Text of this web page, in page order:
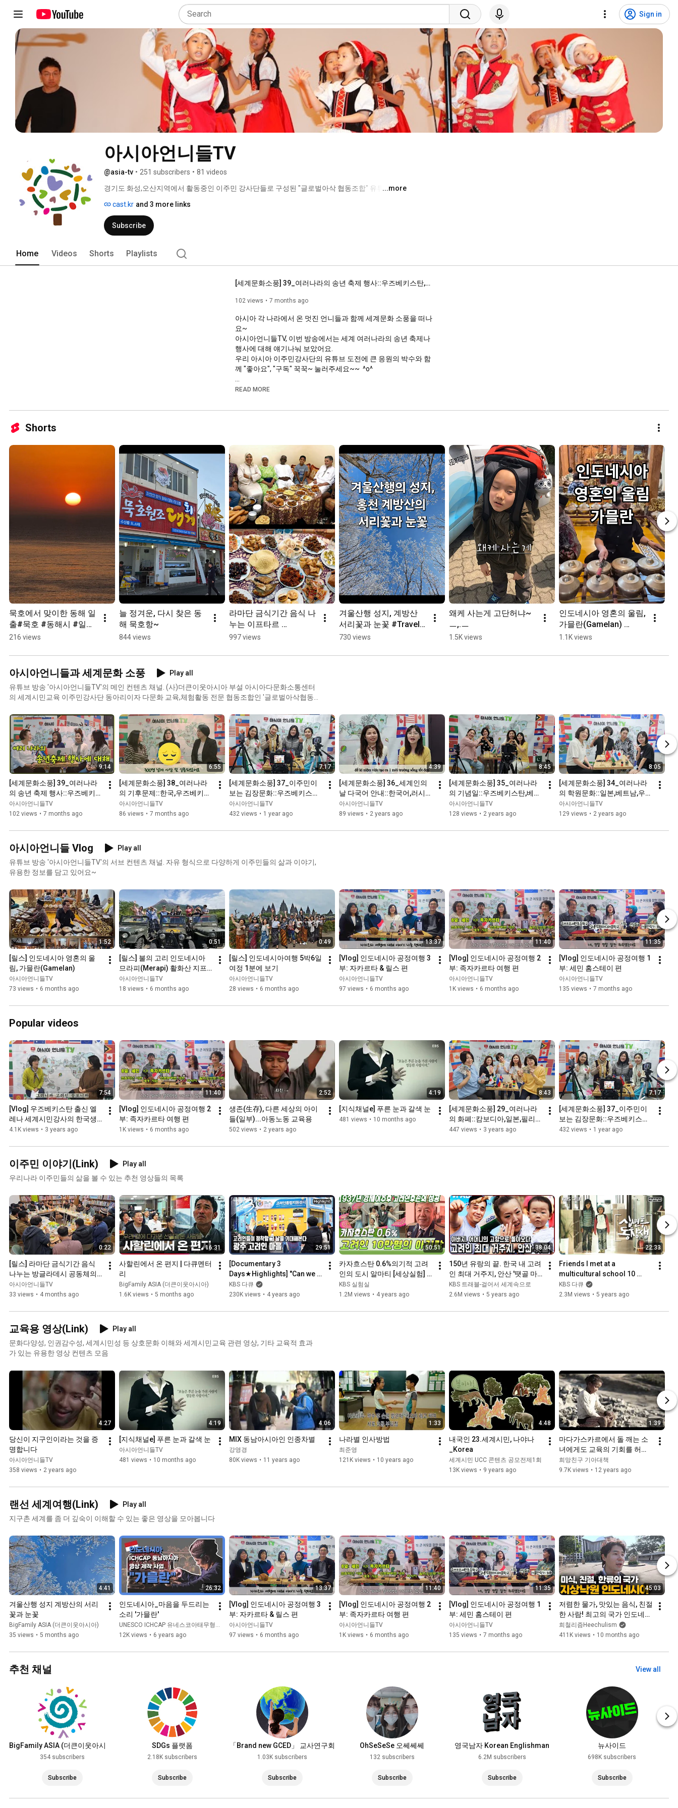
Sign in
아시아언니들TV
@asia-tv • 251 subscribers • 81 videos
경기도 화성,오산지역에서 활동중인 이주민 강사단들로 구성된 "글로벌아삭 협동조합" 유튜브 채널
...more
cast.kr and 3 more links
Subscribe
Home Videos Shorts Playlists
[세계문화소풍] 39_여러나라의 송년 축제 행사::우즈베키스탄,캄보디아,베트남
102 views 7 months ago
아시아 각 나라에서 온 멋진 언니들과 함께 세계문화 소풍을 떠나
요~
아시아언니들TV, 이번 방송에서는 세계 여러나라의 송년 축제나
행사에 대해 얘기나눠 보았어요.
우리 아시아 이주민강사단의 유튜브 도전에 큰 응원의 박수와 함
께 "좋아요", "구독" 꾹꾹~ 눌러주세요~~  ^o^
***********************
아시아 언니들과 세계문화 소풍
'아시아언니들TV'는 경기도 화성,오산지역에서 활동중인 이주민
강사단 유튜브 채널입니다.
아시아 각 나라 문화와 역사, 음식, 놀이 등 다양한 문화 컨텐츠를
만들어 나갑니다. 다문화 교육 문의는 (사)더큰이웃아시아 T.031-
267-1526 으로 연락해주세요~
#세계마을체험관#세계문화소통 #송년#축제#문화다양성
#다문화교육#세계시민교육#우즈베키스탄#캄보디아#베트남
#아시아#다문화#이주민
[학교나 비영리단체의 교육 활용 원칙]
'아시아언니들TV'의 컨텐츠들은 학교나 비영리단체에서 공익적
목적으로 수행하는 교육에서 활용하는 것을 허용합니다.
다만, 아래 폼에 맞춰서 사용 주체와 용도 등 컨텐츠 활용에 관한 정
보를 제공해주시면 됩니다.
https://forms.office.com/r/k2MFFGSeRs
3회) 다양한 교통문화 - 일본,우즈베키스탄,캄보디아
4회) 다양한 옛이야기(1)  - 인도네시아,우즈베키스탄,베트남
6회) 다양한 반찬문화 - 베트남,우즈베키스탄,인도네시아,일본
7회) 다양한 실내놀이 - 일본,러시아,우즈베키스탄,베트남
8회) 여러나라의 전통의상 - 일본,우즈베키스탄,인도네시아,베트
남
9회) 여러나라 직업이야기 - 일본,우즈베키스탄,베트남,러시아
10회) 여러나라 수도와 랜드마크 - 캄보디아,일본,필리핀,베트남
11회) 여러나라 결혼식문화 - 인도네시아,우즈베키스탄,베트남,일
본
12회) 여러나라 입학식ㆍ졸업식문화 - 러시아,일본,베트남,필리핀,
캄보디아
14회) 여러나라 세계자연유산 - 인도네시아,베트남,일본,캄보디아
16회) 여러나라의 전통가옥 - 캄보디아,인도네시아,베트남,러시아
19회) 여러나라의 위인(2) - 러시아,일본,베트남
20회) 여러나라의 국기 - 우즈베키스탄,일본,베트남
21회) 여러나라의 예술인 - 우즈베키스탄,베트남,일본
22회) 여러나라의 추석명절 - 베트남,필리핀,러시아
23회) 여러나라의 명절음식 - 일본,우즈베키스탄,베트남
24회) 여러나라의 크리스마스 - 필리핀,일본,우즈베키스탄,베트남
25회) 여러나라의 12띠 이야기 - 캄보디아,베트남,필리핀
26회) 여러나라의 축제 문화 - 일본,베트남,우즈베키스탄
27회) 여러나라의 날씨, 계절 - 일본,캄보디아,베트남
28회) 겨울철 대표 스포츠 스케이트 선수 이야기 - 한국,러시아,일
29회) 여러나라의 화폐 - 캄보디아,일본,필리핀,우즈베키스탄
일본
32회) 여러나라의 차 문화 - 중국,우즈베키스탄,베트남
33회) 다른 나라, 같은 말 - 베트남,일본,중국
34회) 여러나라의 학원문화 - 일본,베트남,우즈베키스탄
35회) 여러나라의 기념일 - 우즈베키스탄,베트남,캄보디아
36회) 세계인의날 다국어 안내 - 한국어,러시아어,크메르어,베트남
어
37회) 이주민의 눈으로 본 김장문화::우즈베키스탄,베트남,캄보디
아
38회) 여러나라의 기후문제 - 한국,우즈베키스탄,베트남
39회) 여러나라의 송년 축제 행사 - 우즈베키스탄,캄보디아,베트남
READ MORE
Shorts
묵호에서 맞이한 동해 일
출#묵호 #동해시 #일출
#sunriseview
216 views
늘 정겨운, 다시 찾은 동
해 묵호항~
844 views
라마단 금식기간 음식 나
누는 이프타르
#ramadan #iftar
997 views
겨울산행 성지, 계방산
서리꽃과 눈꽃 #Travel
#등산 #상고대❄️
730 views
왜케 사는게 고단허냐~
ㅡ,.ㅡ
1.5K views
인도네시아 영혼의 울림,
가믈란(Gamelan)
#travel #Indonesia #족
1.1K views
아시아언니들과 세계문화 소풍
Play all
유튜브 방송 '아시아언니들TV'의 메인 컨텐츠 채널. (사)더큰이웃아시아 부설 아시아다문화소통센터
의 세계시민교육 이주민강사단 동아리이자 다문화 교육,체험활동 전문 협동조합인 '글로벌아삭협동
갑니다. 다문화 교육 문의는 (사)더큰이웃아시아 T.031-267-1526 으로 연락해주세요~ 한국에 정착해
서 주민으로 살아가고 계신 우리 아시아 이주민 선생님들의 이야기를 통해 선주민과 이주민이 서로를
잘 이해하면서 더불어 살아가는 문화를 함께 만들어 나갔으면 해요.
9:14
[세계문화소풍] 39_여러나라
의 송년 축제 행사::우즈베키스
탄,캄보디아,베트남
아시아언니들TV
102 views • 7 months ago
6:55
[세계문화소풍] 38_여러나라
의 기후문제::한국,우즈베키스
탄,베트남
아시아언니들TV
86 views • 7 months ago
7:17
[세계문화소풍] 37_이주민이
보는 김장문화::우즈베키스탄,
베트남,캄보디아(with Vrew)
아시아언니들TV
432 views • 1 year ago
4:39
[세계문화소풍] 36_세계인의
날 다국어 안내::한국어,러시아
어,크메르어,베트남어(with
Vrew)
아시아언니들TV
89 views • 2 years ago
8:45
[세계문화소풍] 35_여러나라
의 기념일::우즈베키스탄,베트
남,캄보디아(with Vrew)
아시아언니들TV
128 views • 2 years ago
8:05
[세계문화소풍] 34_여러나라
의 학원문화::일본,베트남,우즈
베키스탄(with Vrew)
아시아언니들TV
129 views • 2 years ago
아시아언니들 Vlog
Play all
유튜브 방송 '아시아언니들TV'의 서브 컨텐츠 채널. 자유 형식으로 다양하게 이주민들의 삶과 이야기,
유용한 정보를 담고 있어요~
1:52
[릴스] 인도네시아 영혼의 울
림, 가믈란(Gamelan)
아시아언니들TV
73 views • 6 months ago
0:51
[릴스] 불의 고리 인도네시아
므라피(Merapi) 활화산 지프
트래킹
아시아언니들TV
18 views • 6 months ago
0:49
[릴스] 인도네시아여행 5박6일
여정 1분에 보기
아시아언니들TV
28 views • 6 months ago
13:37
[Vlog] 인도네시아 공정여행 3
부: 자카르타 & 릴스 편
아시아언니들TV
97 views • 6 months ago
11:40
[Vlog] 인도네시아 공정여행 2
부: 족자카르타 여행 편
아시아언니들TV
1K views • 6 months ago
11:35
[Vlog] 인도네시아 공정여행 1
부: 세민 홈스테이 편
아시아언니들TV
135 views • 7 months ago
Popular videos
7:54
[Vlog] 우즈베키스탄 출신 엘
레나 세계시민강사의 한국생
활 적응기
4.1K views • 3 years ago
11:40
[Vlog] 인도네시아 공정여행 2
부: 족자카르타 여행 편
1K views • 6 months ago
2:52
생존(生存), 다른 세상의 아이
들(일부)...아동노동 교육용
502 views • 2 years ago
4:19
[지식채널e] 푸른 눈과 갈색 눈
481 views • 10 months ago
8:43
[세계문화소풍] 29_여러나라
의 화폐::캄보디아,일본,필리
핀,우즈베키스탄
447 views • 3 years ago
7:17
[세계문화소풍] 37_이주민이
보는 김장문화::우즈베키스탄,
베트남,캄보디아(with Vrew)
432 views • 1 year ago
이주민 이야기(Link)
Play all
우리나라 이주민들의 삶을 볼 수 있는 추천 영상들의 목록
0:22
[릴스] 라마단 금식기간 음식
나누는 방글라데시 공동체의
이프타르
아시아언니들TV
33 views • 4 months ago
16:31
사할린에서 온 편지 | 다큐멘터
리
BigFamily ASIA (더큰이웃아시아)
1.6K views • 5 months ago
29:51
[Documentary 3
Days★Highlights] "Can we
live well in a foreign land?" |
"The Hometown We
KBS 다큐
230K views • 4 years ago
50:51
카자흐스탄 0.6%의기적 고려
인의 도시 알마티 [세상실험]
KBS 2015.05.19 방송
KBS 실험실
1.2M views • 4 years ago
38:04
150년 유랑의 끝. 한국 내 고려
인 최대 거주지, 안산 '땟골 마
을' [다큐공감] KBS 140729 방
송
KBS 트래블-걸어서 세계속으로
2.6M views • 5 years ago
22:33
Friends I met at a
multicultural school 10
years ago... How are they
doing now? The dark side of
KBS 다큐
2.3M views • 5 years ago
교육용 영상(Link)
Play all
문화다양성, 인권감수성, 세계시민성 등 상호문화 이해와 세계시민교육 관련 영상, 기타 교육적 효과
가 있는 유용한 영상 컨텐츠 모음
4:27
당신이 지구인이라는 것을 증
명합니다
아시아언니들TV
358 views • 2 years ago
4:19
[지식채널e] 푸른 눈과 갈색 눈
아시아언니들TV
481 views • 10 months ago
4:06
MIX 동남아시아인 인종차별
강영경
80K views • 11 years ago
1:33
나라별 인사방법
최준영
121K views • 10 years ago
4:48
내국인 23.세계시민, 나야나
_Korea
세계시민 UCC 콘텐츠 공모전제1회
13K views • 9 years ago
1:39
마다가스카르에서 돌 깨는 소
녀에게도 교육의 기회를 허락
해주세요!|아동결연 및 교육|기
아대책
희망친구 기아대책
9.7K views • 12 years ago
랜선 세계여행(Link)
Play all
지구촌 세계를 좀 더 깊숙이 이해할 수 있는 좋은 영상을 모아봅니다
4:41
겨울산행 성지 계방산의 서리
꽃과 눈꽃
BigFamily ASIA (더큰이웃아시아)
35 views • 5 months ago
26:32
인도네시아_마음을 두드리는
소리 '가믈란'
UNESCO ICHCAP 유네스코아태무형유산센터
12K views • 6 years ago
13:37
[Vlog] 인도네시아 공정여행 3
부: 자카르타 & 릴스 편
아시아언니들TV
97 views • 6 months ago
11:40
[Vlog] 인도네시아 공정여행 2
부: 족자카르타 여행 편
아시아언니들TV
1K views • 6 months ago
11:35
[Vlog] 인도네시아 공정여행 1
부: 세민 홈스테이 편
아시아언니들TV
135 views • 7 months ago
45:03
저렴한 물가, 맛있는 음식, 친절
한 사람! 최고의 국가 인도네시
아 입국[1]🇮🇩
희철리즘Heechulism
411K views • 10 months ago
추천 채널 View all
BigFamily ASIA (더큰이웃아시
354 subscribers
Subscribe
SDGs 플랫폼
2.18K subscribers
Subscribe
「Brand new GCED」 교사연구회
1.03K subscribers
Subscribe
OhSeSeSe 오쎄쎄쎄
132 subscribers
Subscribe
영국남자 Korean Englishman
6.2M subscribers
Subscribe
뉴사이드
698K subscribers
Subscribe